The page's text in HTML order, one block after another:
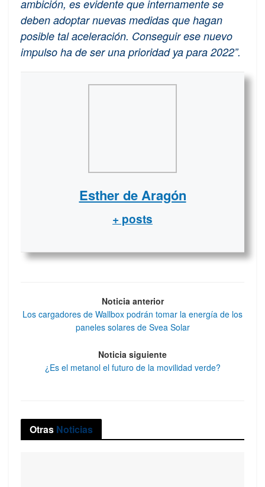
ambición, es evidente que internamente se
deben adoptar nuevas medidas que hagan
posible tal aceleración. Conseguir ese nuevo
impulso ha de ser una prioridad ya para 2022”.
Esther de Aragón
+ posts
Noticia anterior
Los cargadores de Wallbox podrán tomar la energía de los
paneles solares de Svea Solar
Noticia siguiente
¿Es el metanol el futuro de la movilidad verde?
Otras Noticias